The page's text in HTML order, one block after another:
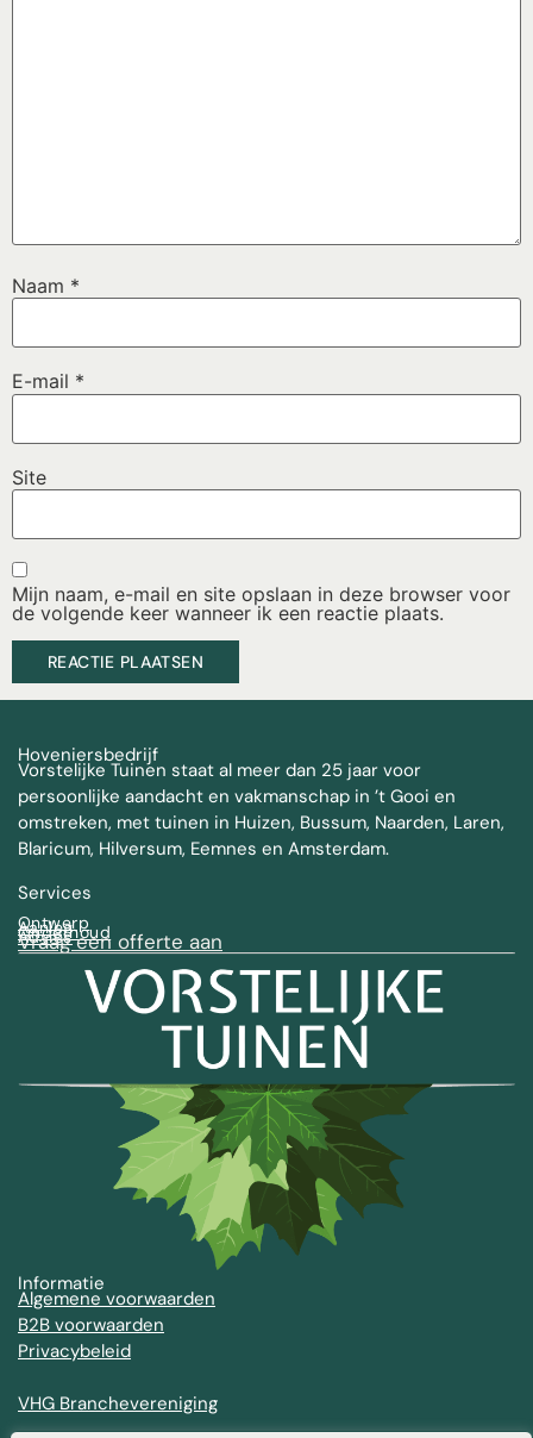
Naam *
E-mail *
Site
Mijn naam, e-mail en site opslaan in deze browser voor
de volgende keer wanneer ik een reactie plaats.
Hoveniersbedrijf
Vorstelijke Tuinen staat al meer dan 25 jaar voor
persoonlijke aandacht en vakmanschap in ’t Gooi en
omstreken, met tuinen in Huizen, Bussum, Naarden, Laren,
Blaricum, Hilversum, Eemnes en Amsterdam.
Services
Ontwerp
Aanleg
Onderhoud
Advies
Vraag een offerte aan
Informatie
Algemene voorwaarden
B2B voorwaarden
Privacybeleid
VHG Branchevereniging